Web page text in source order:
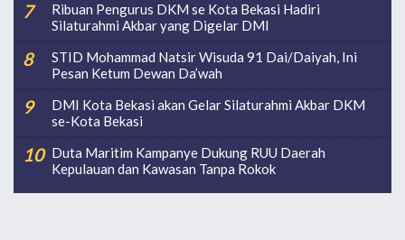
Ribuan Pengurus DKM se Kota Bekasi Hadiri
Silaturahmi Akbar yang Digelar DMI
STID Mohammad Natsir Wisuda 91 Dai/Daiyah, Ini
Pesan Ketum Dewan Da’wah
DMI Kota Bekasi akan Gelar Silaturahmi Akbar DKM
se-Kota Bekasi
Duta Maritim Kampanye Dukung RUU Daerah
Kepulauan dan Kawasan Tanpa Rokok